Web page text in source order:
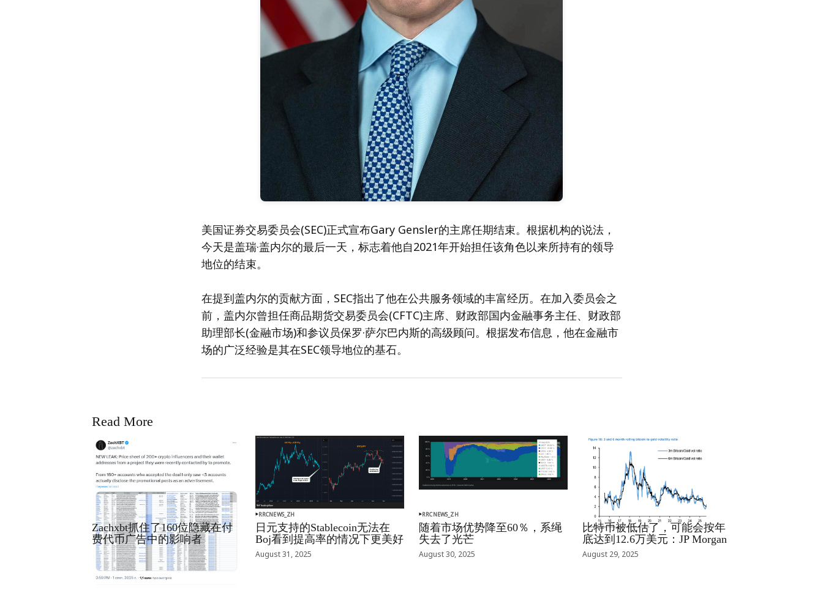
美国证券交易委员会(SEC)正式宣布Gary Gensler的主席任期结束。根据机构的说法，
今天是盖瑞·盖内尔的最后一天，标志着他自2021年开始担任该角色以来所持有的领导
地位的结束。
在提到盖内尔的贡献方面，SEC指出了他在公共服务领域的丰富经历。在加入委员会之
前，盖内尔曾担任商品期货交易委员会(CFTC)主席、财政部国内金融事务主任、财政部
助理部长(金融市场)和参议员保罗·萨尔巴内斯的高级顾问。根据发布信息，他在金融市
场的广泛经验是其在SEC领导地位的基石。
Read More
RRCNEWS_ZH
Zachxbt抓住了160位隐藏在付
费代币广告中的影响者
September 01, 2025
RRCNEWS_ZH
日元支持的Stablecoin无法在
Boj看到提高率的情况下更美好
August 31, 2025
RRCNEWS_ZH
随着市场优势降至60％，系绳
失去了光芒
August 30, 2025
RRCNEWS_ZH
比特币被低估了，可能会按年
底达到12.6万美元：JP Morgan
August 29, 2025